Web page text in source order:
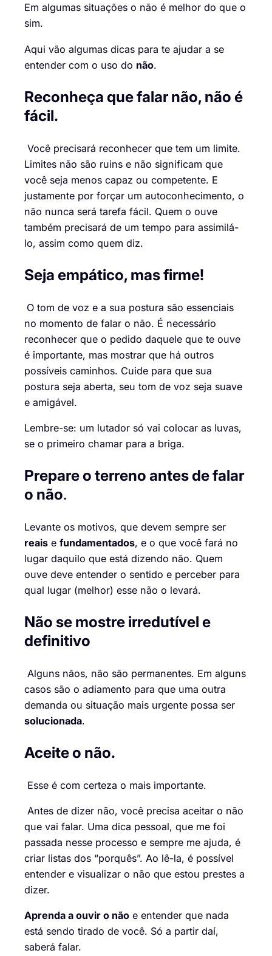
Em algumas situações o não é melhor do que o
sim.
Aqui vão algumas dicas para te ajudar a se
entender com o uso do não.
Reconheça que falar não, não é
fácil.
Você precisará reconhecer que tem um limite.
Limites não são ruins e não significam que
você seja menos capaz ou competente. E
justamente por forçar um autoconhecimento, o
não nunca será tarefa fácil. Quem o ouve
também precisará de um tempo para assimilá-
lo, assim como quem diz.
Seja empático, mas firme!
O tom de voz e a sua postura são essenciais
no momento de falar o não. É necessário
reconhecer que o pedido daquele que te ouve
é importante, mas mostrar que há outros
possíveis caminhos. Cuide para que sua
postura seja aberta, seu tom de voz seja suave
e amigável.
Lembre-se: um lutador só vai colocar as luvas,
se o primeiro chamar para a briga.
Prepare o terreno antes de falar
o não.
Levante os motivos, que devem sempre ser
reais e fundamentados, e o que você fará no
lugar daquilo que está dizendo não. Quem
ouve deve entender o sentido e perceber para
qual lugar (melhor) esse não o levará.
Não se mostre irredutível e
definitivo
Alguns nãos, não são permanentes. Em alguns
casos são o adiamento para que uma outra
demanda ou situação mais urgente possa ser
solucionada.
Aceite o não.
Esse é com certeza o mais importante.
Antes de dizer não, você precisa aceitar o não
que vai falar. Uma dica pessoal, que me foi
passada nesse processo e sempre me ajuda, é
criar listas dos “porquês”. Ao lê-la, é possível
entender e visualizar o não que estou prestes a
dizer.
Aprenda a ouvir o não e entender que nada
está sendo tirado de você. Só a partir daí,
saberá falar.